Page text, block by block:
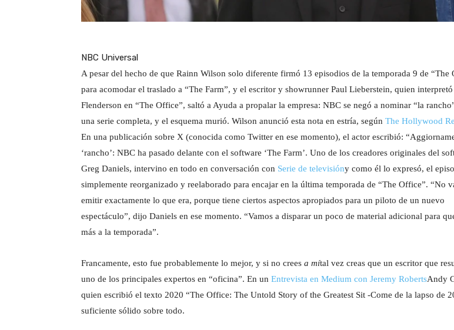
NBC Universal
A pesar del hecho de que Rainn Wilson solo diferente firmó 13 episodios de la temporada 9 de “The
para acomodar el traslado a “The Farm”, y el escritor y showrunner Paul Lieberstein, quien
Flenderson en “The Office”, saltó a Ayuda a propalar la empresa: NBC se negó a nominar “la
una serie completa, y el esquema murió. Wilson anunció esta nota en estría, según The Hollywood
En una publicación sobre X (conocida como Twitter en ese momento), el actor escribió:
‘rancho’: NBC ha pasado delante con el software ‘The Farm’. Uno de los creadores originales del
Greg Daniels, intervino en todo en conversación con Serie de televisióny como él lo expresó, el
simplemente reorganizado y reelaborado para encajar en la última temporada de “The Office”. “No
emitir exactamente lo que era, porque tiene ciertos aspectos apropiados para un piloto de un nuevo
espectáculo”, dijo Daniels en ese momento. “Vamos a disparar un poco de material adicional para
más a la temporada”.
Francamente, esto fue probablemente lo mejor, y si no crees a mítal vez creas que un escritor que
uno de los principales expertos en “oficina”. En un Entrevista en Medium con Jeremy RobertsAndy
quien escribió el texto 2020 “The Office: The Untold Story of the Greatest Sit -Come de la lapso de
suficiente sólido sobre todo.